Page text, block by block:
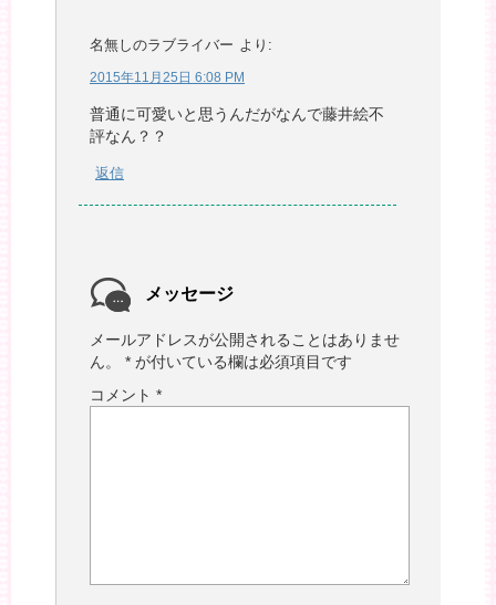
名無しのラブライバー より:
2015年11月25日 6:08 PM
普通に可愛いと思うんだがなんで藤井絵不
評なん？？
返信
メッセージ
メールアドレスが公開されることはありませ
ん。
* が付いている欄は必須項目です
コメント *